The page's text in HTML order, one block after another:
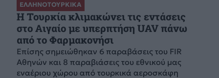
ΕΛΛΗΝΟΤΟΥΡΚΙΚΑ
Η Τουρκία κλιμακώνει τις εντάσεις
στο Αιγαίο με υπερπτήση UAV πάνω
από το Φαρμακονήσι
Επίσης σημειώθηκαν 6 παραβάσεις του FIR
Αθηνών και 8 παραβιάσεις του εθνικού μας
εναέριου χώρου από τουρκικά αεροσκάφη